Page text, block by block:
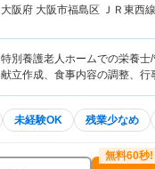
大阪府 大阪市福島区 ＪＲ東西
特別養護老人ホームでの栄養士
献立作成、食事内容の調整、
未経験OK 残業少なめ